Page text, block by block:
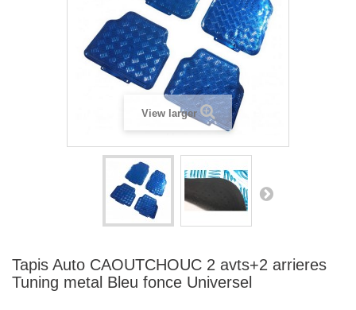
View larger
Tapis Auto CAOUTCHOUC 2 avts+2 arrieres
Tuning metal Bleu fonce Universel